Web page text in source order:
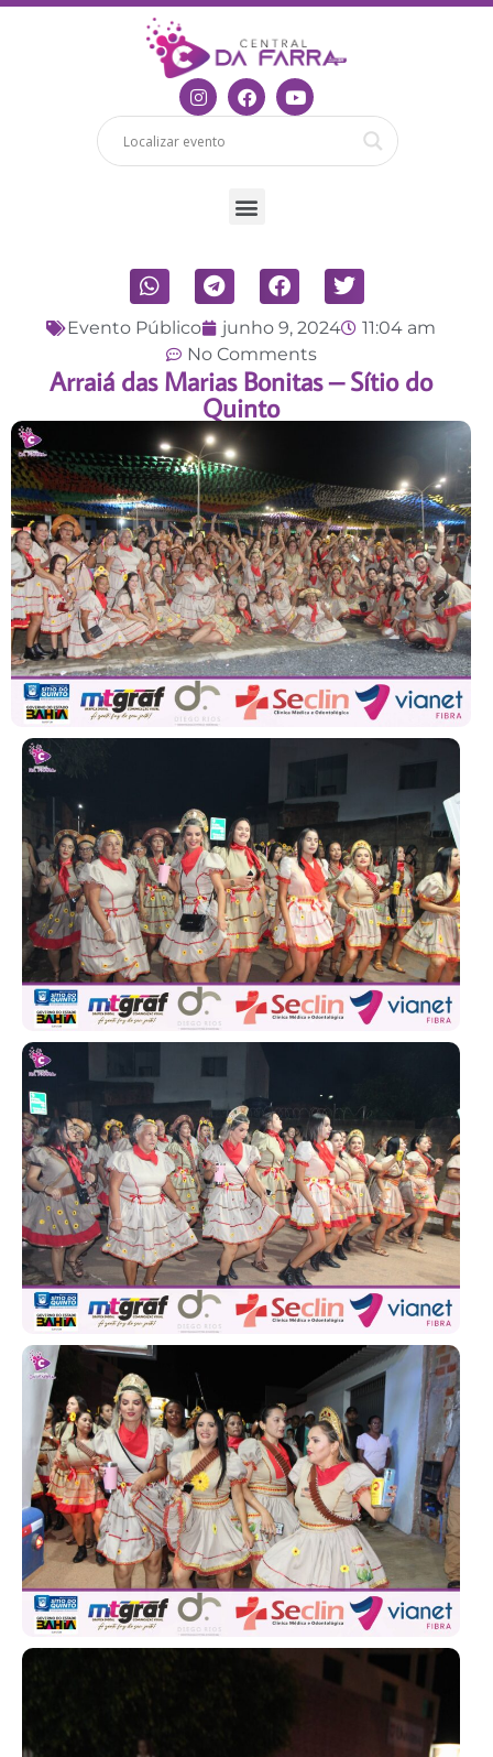
Evento Público junho 9, 2024
11:04 am
No Comments
Arraiá das Marias Bonitas – Sítio do
Quinto